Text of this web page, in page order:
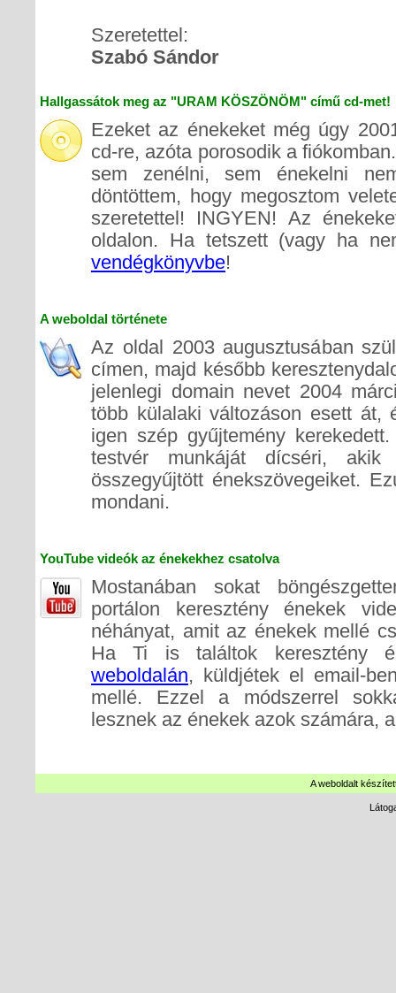
Szeretettel:
Szabó Sándor
Hallgassátok meg az "URAM KÖSZÖNÖM" című cd-met!
Ezeket az énekeket még úgy
cd-re, azóta porosodik a
sem zenélni, sem énekelni
döntöttem, hogy megosztom
szeretettel! INGYEN! Az
oldalon. Ha tetszett (vagy ha
vendégkönyvbe!
A weboldal története
Az oldal 2003 augusztusában
címen, majd később
jelenlegi domain nevet 2004
több külalaki változáson esett át,
igen szép gyűjtemény
testvér munkáját dícséri, akik
összegyűjtött énekszövegeiket.
mondani.
YouTube videók az énekekhez csatolva
Mostanában sokat
portálon keresztény énekek
néhányat, amit az énekek mellé
Ha Ti is találtok keresztény
weboldalán, küldjétek el email-
mellé. Ezzel a módszerrel
lesznek az énekek azok számára,
A weboldalt